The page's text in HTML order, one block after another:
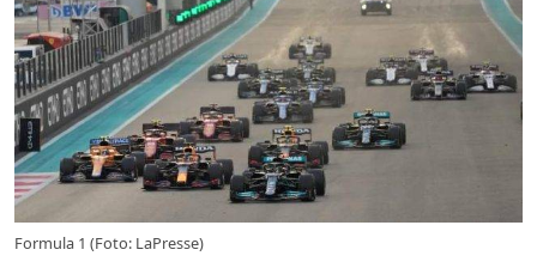
Formula 1 (Foto: LaPresse)